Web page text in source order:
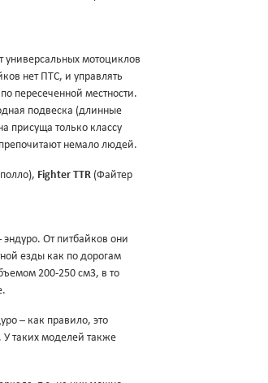
универсальных мотоциклов
нет ПТС, и управлять
пересеченной местности.
подвеска (длинные
присуща только классу
немало людей.
Fighter TTR (Файтер
От питбайков они
езды как по дорогам
200-250 см3, в то
– как правило, это
таких моделей также